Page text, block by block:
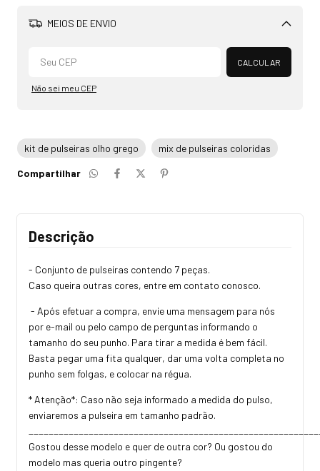
MEIOS DE ENVIO
Alterar CEP
CALCULAR
Não sei meu CEP
kit de pulseiras olho grego mix de pulseiras coloridas
Compartilhar
Descrição
- Conjunto de pulseiras contendo 7 peças.
Caso queira outras cores, entre em contato conosco.
- Após efetuar a compra, envie uma mensagem para nós
por e-mail ou pelo campo de perguntas informando o
tamanho do seu punho. Para tirar a medida é bem fácil.
Basta pegar uma fita qualquer, dar uma volta completa no
punho sem folgas, e colocar na régua.
* Atenção*: Caso não seja informado a medida do pulso,
enviaremos a pulseira em tamanho padrão.
Gostou desse modelo e quer de outra cor? Ou gostou do
modelo mas queria outro pingente?